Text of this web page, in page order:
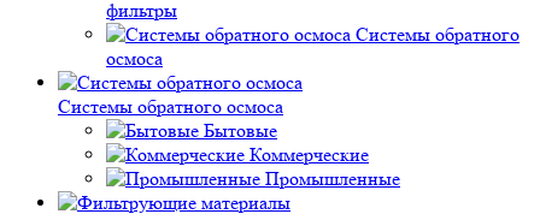
фильтры
Системы обратного
осмоса
Системы обратного осмоса
Бытовые
Коммерческие
Промышленные